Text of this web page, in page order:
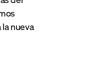
nueva